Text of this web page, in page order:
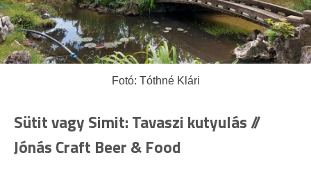
Fotó: Tóthné Klári
Sütit vagy Simit: Tavaszi kutyulás //
Jónás Craft Beer & Food